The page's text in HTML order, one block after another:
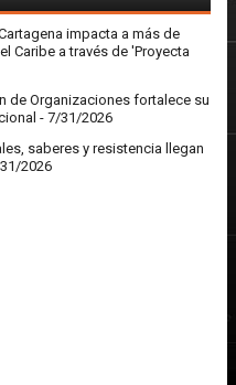
impacta a más de
Caribe a través de 'Proyecta
de Organizaciones fortalece su
- 7/31/2026
saberes y resistencia llegan
2026